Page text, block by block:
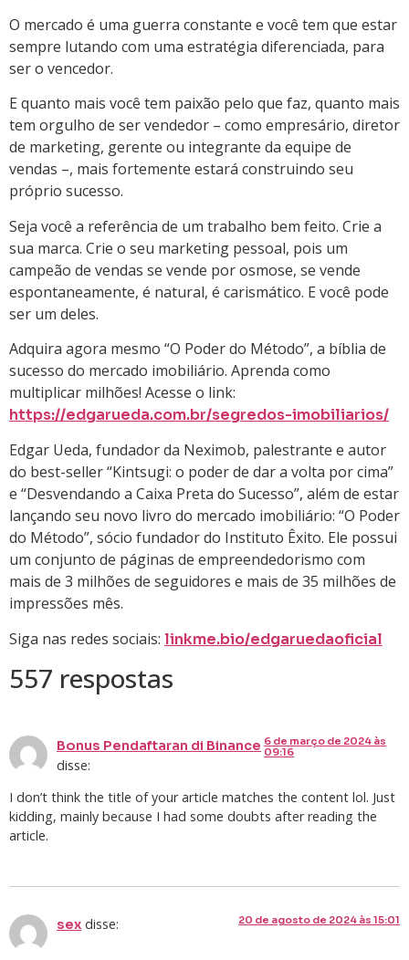
O mercado é uma guerra constante e você tem que estar
sempre lutando com uma estratégia diferenciada, para
ser o vencedor.
E quanto mais você tem paixão pelo que faz, quanto mais
tem orgulho de ser vendedor – como empresário, diretor
de marketing, gerente ou integrante da equipe de
vendas –, mais fortemente estará construindo seu
próprio sucesso.
Seja você a referência de um trabalho bem feito. Crie a
sua marca. Crie o seu marketing pessoal, pois um
campeão de vendas se vende por osmose, se vende
espontaneamente, é natural, é carismático. E você pode
ser um deles.
Adquira agora mesmo “O Poder do Método”, a bíblia de
sucesso do mercado imobiliário. Aprenda como
multiplicar milhões! Acesse o link:
https://edgarueda.com.br/segredos-imobiliarios/
Edgar Ueda, fundador da Neximob, palestrante e autor
do best-seller “Kintsugi: o poder de dar a volta por cima”
e “Desvendando a Caixa Preta do Sucesso”, além de estar
lançando seu novo livro do mercado imobiliário: “O Poder
do Método”, sócio fundador do Instituto Êxito. Ele possui
um conjunto de páginas de empreendedorismo com
mais de 3 milhões de seguidores e mais de 35 milhões de
impressões mês.
Siga nas redes sociais: linkme.bio/edgaruedaoficial
557 respostas
Bonus Pendaftaran di Binance
disse:
6 de março de 2024 às
09:16
I don’t think the title of your article matches the content lol. Just
kidding, mainly because I had some doubts after reading the
article.
sex disse: 20 de agosto de 2024 às 15:01